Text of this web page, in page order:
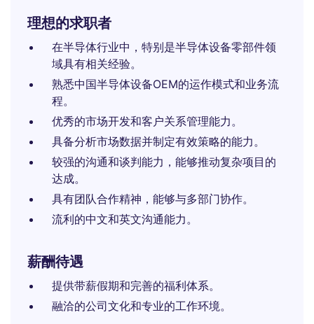
理想的求职者
在半导体行业中，特别是半导体设备零部件领
域具有相关经验。
熟悉中国半导体设备OEM的运作模式和业务流
程。
优秀的市场开发和客户关系管理能力。
具备分析市场数据并制定有效策略的能力。
较强的沟通和谈判能力，能够推动复杂项目的
达成。
具有团队合作精神，能够与多部门协作。
流利的中文和英文沟通能力。
薪酬待遇
提供带薪假期和完善的福利体系。
融洽的公司文化和专业的工作环境。